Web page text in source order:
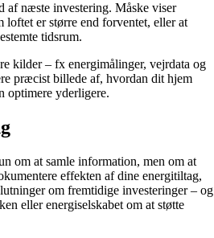
af næste investering. Måske viser
loftet er større end forventet, eller at
tidsrum.
kilder – fx energimålinger, vejrdata og
præcist billede af, hvordan dit hjem
optimere yderligere.
om at samle information, men om at
effekten af dine energitiltag,
om fremtidige investeringer – og
eller energiselskabet om at støtte